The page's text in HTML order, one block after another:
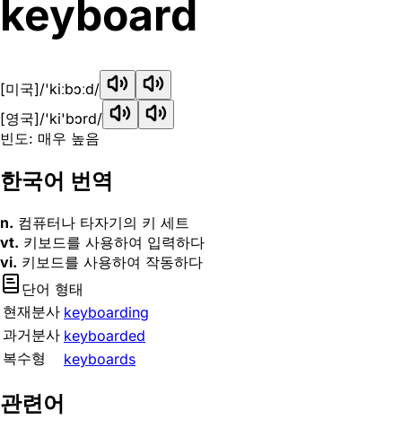
keyboard
[미국]/'kiːbɔːd/
[영국]/'ki'bɔrd/
빈도: 매우 높음
한국어 번역
n. 컴퓨터나 타자기의 키 세트
vt. 키보드를 사용하여 입력하다
vi. 키보드를 사용하여 작동하다
단어 형태
현재분사 keyboarding
과거분사 keyboarded
복수형
keyboards
관련어